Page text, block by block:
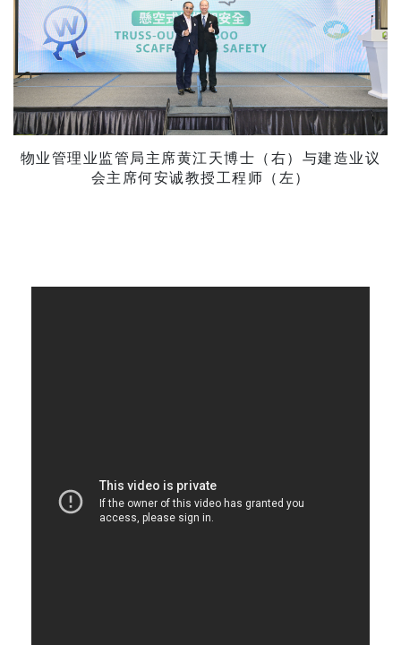
物业管理业监管局主席黄江天博士（右）与建造业议
会主席何安诚教授工程师（左）